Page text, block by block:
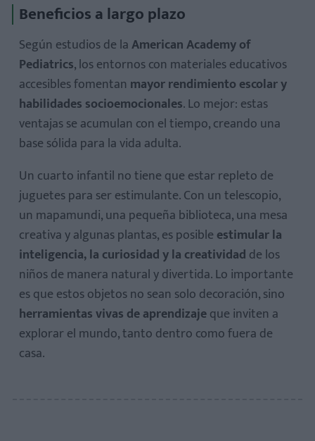
Beneficios a largo plazo
Según estudios de laAmerican Academy of
Pediatrics, los entornos con materiales educativos
accesibles fomentan mayor rendimiento escolar y
habilidades socioemocionales. Lo mejor: estas
ventajas se acumulan con el tiempo, creando una
base sólida para la vida adulta.
Un cuarto infantil no tiene que estar repleto de
juguetes para ser estimulante. Con un telescopio,
un mapamundi, una pequeña biblioteca, una mesa
creativa y algunas plantas, es posible estimular la
inteligencia, la curiosidad y la creatividad de los
niños de manera natural y divertida. Lo importante
es que estos objetos no sean solo decoración, sino
herramientas vivas de aprendizajeque inviten a
explorar el mundo, tanto dentro como fuera de
casa.